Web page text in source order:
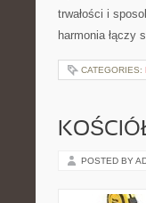
trwałości i
harmonia łączy
CATEGORIES:
POSTED BY